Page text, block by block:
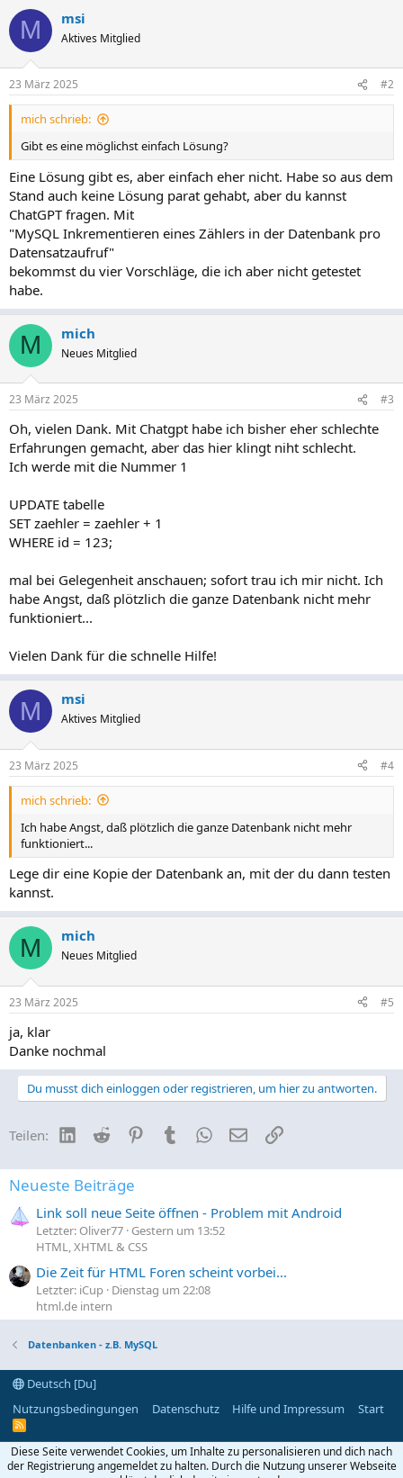
M msi
Aktives Mitglied
23 März 2025 #2
mich schrieb:
Gibt es eine möglichst einfach Lösung?
Eine Lösung gibt es, aber einfach eher nicht. Habe so aus dem
Stand auch keine Lösung parat gehabt, aber du kannst
ChatGPT fragen. Mit
"MySQL Inkrementieren eines Zählers in der Datenbank pro
Datensatzaufruf"
bekommst du vier Vorschläge, die ich aber nicht getestet
habe.
M mich
Neues Mitglied
23 März 2025 #3
Oh, vielen Dank. Mit Chatgpt habe ich bisher eher schlechte
Erfahrungen gemacht, aber das hier klingt niht schlecht.
Ich werde mit die Nummer 1
UPDATE tabelle
SET zaehler = zaehler + 1
WHERE id = 123;
mal bei Gelegenheit anschauen; sofort trau ich mir nicht. Ich
habe Angst, daß plötzlich die ganze Datenbank nicht mehr
funktioniert...
Vielen Dank für die schnelle Hilfe!
M msi
Aktives Mitglied
23 März 2025 #4
mich schrieb:
Ich habe Angst, daß plötzlich die ganze Datenbank nicht mehr
funktioniert...
Lege dir eine Kopie der Datenbank an, mit der du dann testen
kannst.
M mich
Neues Mitglied
23 März 2025 #5
ja, klar
Danke nochmal
Du musst dich einloggen oder registrieren, um hier zu antworten.
Teilen: LinkedIn
Reddit PinterestTumblrWhatsApp
E-MailLink
Neueste Beiträge
Link soll neue Seite öffnen - Problem mit Android
Letzter: Oliver77 Gestern um 13:52
HTML, XHTML & CSS
Die Zeit für HTML Foren scheint vorbei...
Letzter: iCup Dienstag um 22:08
html.de intern
Datenbanken - z.B. MySQL
Deutsch [Du]
Nutzungsbedingungen
Datenschutz Hilfe und Impressum Start
R
S
Diese Seite verwendet Cookies, um Inhalte zu personalisieren und dich nach
der Registrierung angemeldet zu halten. Durch die Nutzung unserer Webseite